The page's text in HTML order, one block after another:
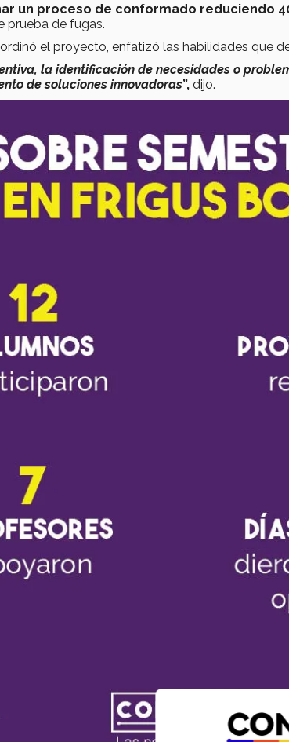
un proceso de conformado reduciendo
prueba de fugas.
el proyecto, enfatizó las habilidades que
la identificación de necesidades o
de soluciones innovadoras”, dijo.